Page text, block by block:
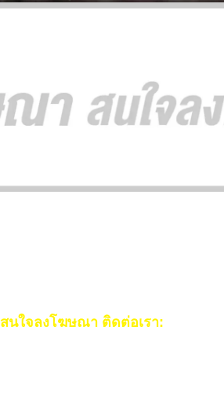
สนใจลงโฆษณา ติดต่อเรา: